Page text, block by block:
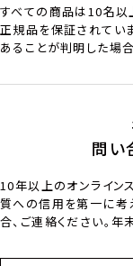
すべての商品は10名以
正規品を保証されてい
あることが判明した場
問い
10年以上のオンライン
質への信用を第一に考
合、ご連絡ください。年